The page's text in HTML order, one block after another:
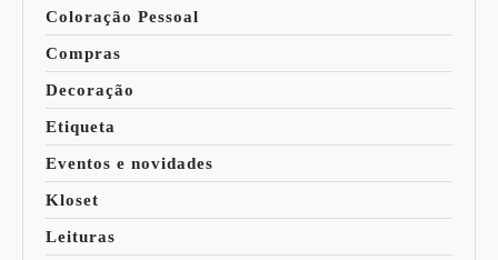
Coloração Pessoal
Compras
Decoração
Etiqueta
Eventos e novidades
Kloset
Leituras